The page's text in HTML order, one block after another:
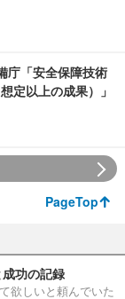
庁「安全保障技術
定以上の成果）」
PageTop
功の記録
欲しいと頼んでいた